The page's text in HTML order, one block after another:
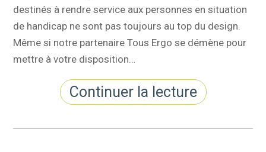
destinés à rendre service aux personnes en situation
de handicap ne sont pas toujours au top du design.
Même si notre partenaire Tous Ergo se démène pour
mettre à votre disposition…
Continuer la lecture